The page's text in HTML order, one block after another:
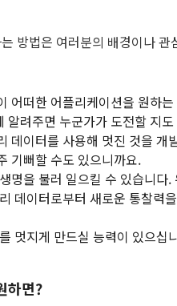
방법은 여러분의 배경이나
어떠한 어플리케이션을 원하
알려주면 누군가가 도전할 지
데이터를 사용해 멋진 것을 개
기뻐할 수도 있으니까요.
명을 불러 일으킬 수 있습니다
데이터로부터 새로운 통찰력
멋지게 만드실 능력이 있으십
하면?